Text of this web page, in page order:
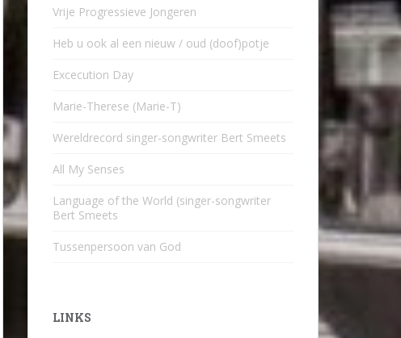
Vrije Progressieve Jongeren
Heb u ook al een nieuw / oud (doof)potje
Excecution Day
Marie-Therese (Marie-T)
Wereldrecord singer-songwriter Bert Smeets
All My Senses
Language of the World (singer-songwriter
Bert Smeets
Tussenpersoon van God
LINKS